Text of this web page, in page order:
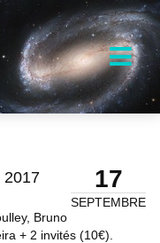
17
SEPTEMBRE
2017
Bruno
+ 2 invités (10€).